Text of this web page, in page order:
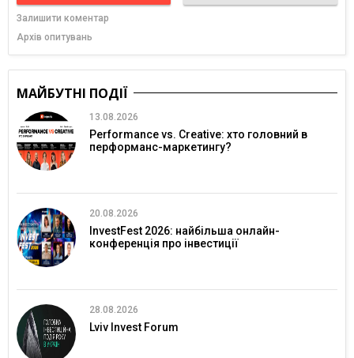
Залишити коментар
Архів опитувань
МАЙБУТНІ ПОДІЇ
13.08.2026
Performance vs. Creative: хто головний в
перформанс-маркетингу?
20.08.2026
InvestFest 2026: найбільша онлайн-
конференція про інвестиції
28.08.2026
Lviv Invest Forum